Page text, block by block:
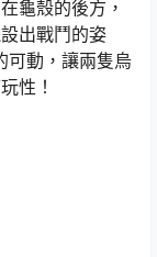
龜殼的後方，
出戰鬥的姿
可動，讓兩隻烏
性！